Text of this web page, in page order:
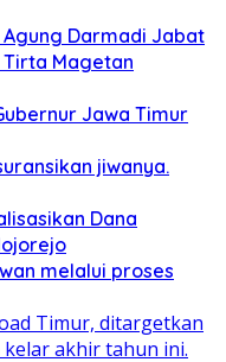
Darmadi Jabat
Tirta Magetan
Jawa Timur
jiwanya.
Dana
melalui proses